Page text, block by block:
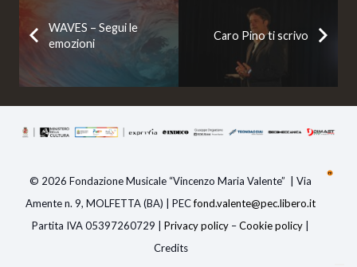
WAVES – Segui le
emozioni
Caro Pino ti scrivo
© 2026 Fondazione Musicale “Vincenzo Maria Valente” | Via
Amente n. 9, MOLFETTA (BA) | PECfond.valente@pec.libero.it
Partita IVA 05397260729 |Privacy policy –Cookie policy
Credits